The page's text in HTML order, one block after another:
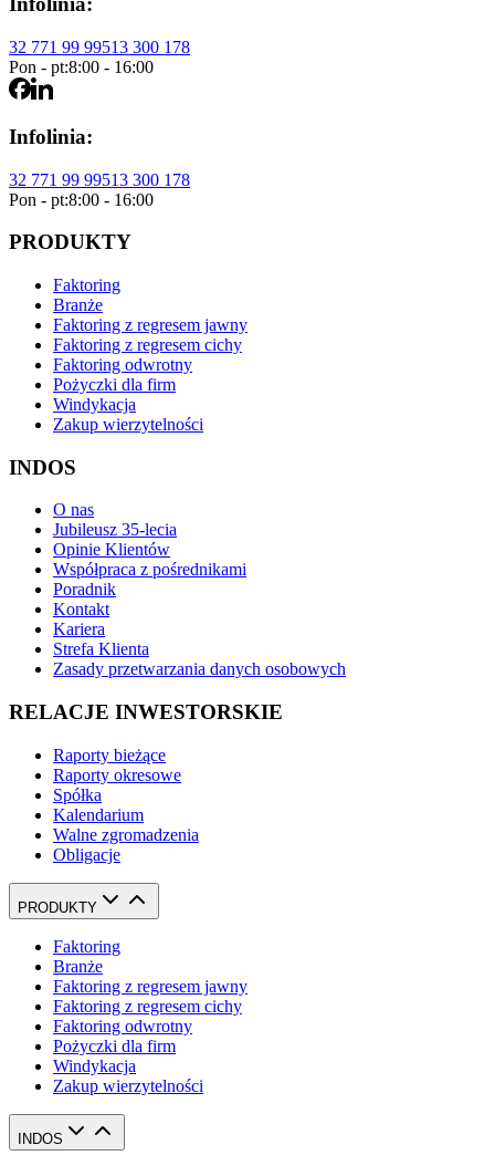
32 771 99 99513 300 178
Pon - pt:8:00 - 16:00
Infolinia:
32 771 99 99513 300 178
Pon - pt:8:00 - 16:00
PRODUKTY
Faktoring
Branże
Faktoring z regresem jawny
Faktoring z regresem cichy
Faktoring odwrotny
Pożyczki dla firm
Windykacja
Zakup wierzytelności
INDOS
O nas
Jubileusz 35-lecia
Opinie Klientów
Współpraca z pośrednikami
Poradnik
Kontakt
Kariera
Strefa Klienta
Zasady przetwarzania danych osobowych
RELACJE INWESTORSKIE
Raporty bieżące
Raporty okresowe
Spółka
Kalendarium
Walne zgromadzenia
Obligacje
PRODUKTY
Faktoring
Branże
Faktoring z regresem jawny
Faktoring z regresem cichy
Faktoring odwrotny
Pożyczki dla firm
Windykacja
Zakup wierzytelności
INDOS